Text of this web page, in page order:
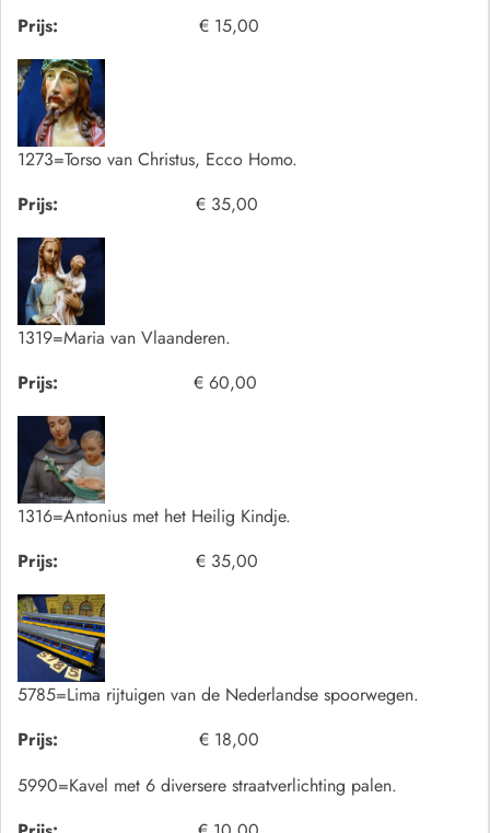
Prijs:
€ 15,00
1273=Torso van Christus, Ecco Homo.
Prijs:
€ 35,00
1319=Maria van Vlaanderen.
Prijs:
€ 60,00
1316=Antonius met het Heilig Kindje.
Prijs:
€ 35,00
5785=Lima rijtuigen van de Nederlandse spoorwegen.
Prijs:
€ 18,00
5990=Kavel met 6 diversere straatverlichting palen.